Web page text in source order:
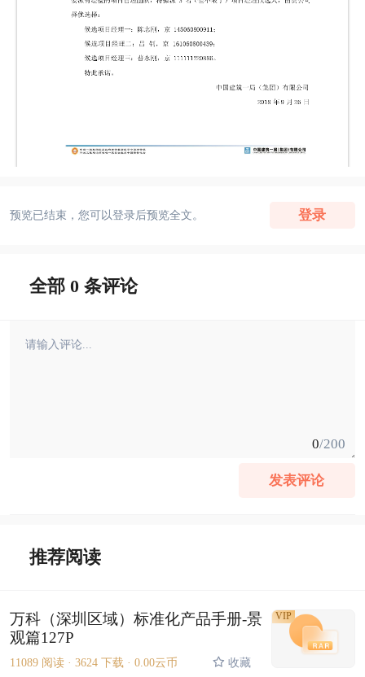
预览已结束，您可以登录后预览全文。 登录
全部 0 条评论
0/200
发表评论
推荐阅读
万科（深圳区域）标准化产品手册-景
观篇127P
11089 阅读 · 3624 下载 · 0.00云币 收藏
VIP